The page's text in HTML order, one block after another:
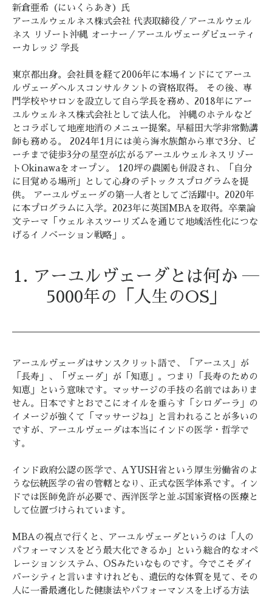
新倉亜希（にいくらあき）氏
アーユルウェルネス株式会社 代表取締役／アーユルウェル
ネス リゾート沖縄 オーナー／アーユルヴェーダビューティ
ーカレッジ 学長
東京都出身。会社員を経て2006年に本場インドにてアーユ
ルヴェーダヘルスコンサルタントの資格取得。 その後、専
門学校やサロンを設立して自ら学長を務め、2018年にアー
ユルウェルネス株式会社として法人化。 沖縄のホテルなど
とコラボして地産地消のメニュー提案。早稲田大学非常勤講
師も務める。 2024年1月には美ら海水族館から車で3分、ビ
ーチまで徒歩3分の星空が広がるアーユルウェルネスリゾー
トOkinawaをオープン。 120坪の農園も併設され、「自分
に目覚める場所」として心身のデトックスプログラムを提
供。 アーユルヴェーダの第一人者としてご活躍中。2020年
に本プログラムに入学。2023年に英国MBAを取得。卒業論
文テーマ「ウェルネスツーリズムを通じて地域活性化につな
げるイノベーション戦略」。
1. アーユルヴェーダとは何か ―
5000年の「人生のOS」
アーユルヴェーダはサンスクリット語で、「アーユス」が
「長寿」、「ヴェーダ」が「知恵」。つまり「長寿のための
知恵」という意味です。マッサージの手技の名前ではありま
せん。日本ですとおでこにオイルを垂らす「シロダーラ」の
イメージが強くて「マッサージね」と言われることが多いの
ですが、アーユルヴェーダは本当にインドの医学・哲学で
す。
インド政府公認の医学で、AYUSH省という厚生労働省のよ
うな伝統医学の省の管轄となり、正式な医学体系です。イン
ドでは医師免許が必要で、西洋医学と並ぶ国家資格の医療と
して位置づけられています。
MBAの視点で行くと、アーユルヴェーダというのは「人の
パフォーマンスをどう最大化できるか」という総合的なオペ
レーションシステム、OSみたいなものです。今でこそダイ
バーシティと言いますけれども、遺伝的な体質を見て、その
人に一番最適化した健康法やパフォーマンスを上げる方法